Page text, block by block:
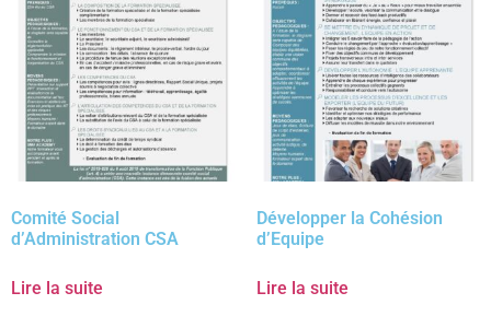
Comité Social
d’Administration CSA
Lire la suite
Développer la Cohésion
d’Equipe
Lire la suite